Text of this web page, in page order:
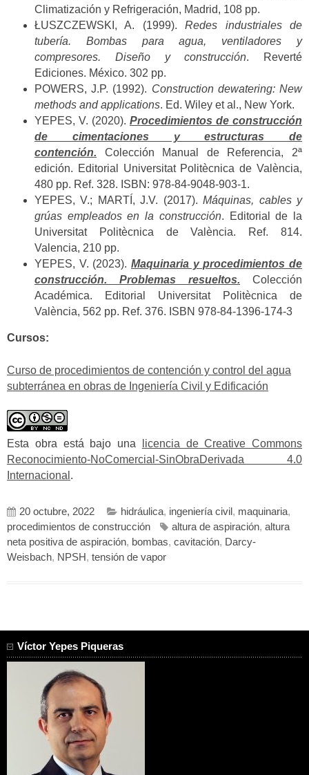
Climatización y Refrigeración, Madrid, 108 pp.
ŁUSZCZEWSKI, A. (1999).Redes industriales de
tubería. Bombas para agua, ventiladores y
compresores. Diseño y construcción. Reverté
Ediciones. México. 302 pp.
POWERS, J.P. (1992). Construction dewatering: New
methods and applications. Ed. Wiley et al., New York.
YEPES, V. (2020). Procedimientos de construcción
de cimentaciones y estructuras de
contención. Colección Manual de Referencia, 2ª
edición. Editorial Universitat Politècnica de València,
480 pp. Ref. 328. ISBN: 978-84-9048-903-1.
YEPES, V.; MARTÍ, J.V. (2017).Máquinas, cables y
grúas empleados en la construcción. Editorial de la
Universitat Politècnica de València. Ref. 814.
Valencia, 210 pp.
YEPES, V. (2023). Maquinaria y procedimientos de
construcción. Problemas resueltos. Colección
Académica. Editorial Universitat Politècnica de
València, 562 pp. Ref. 376. ISBN 978-84-1396-174-3
Cursos:
Curso de procedimientos de contención y control del agua
subterránea en obras de Ingeniería Civil y Edificación
Esta obra está bajo una
licencia de Creative Commons
Reconocimiento-NoComercial-SinObraDerivada 4.0
Internacional .
20 octubre, 2022 hidráulica, ingeniería civil , maquinaria,
procedimientos de construcción
altura de aspiración, altura
neta positiva de aspiración, bombas, cavitación, Darcy-
Weisbach, NPSH, tensión de vapor
Víctor Yepes Piqueras